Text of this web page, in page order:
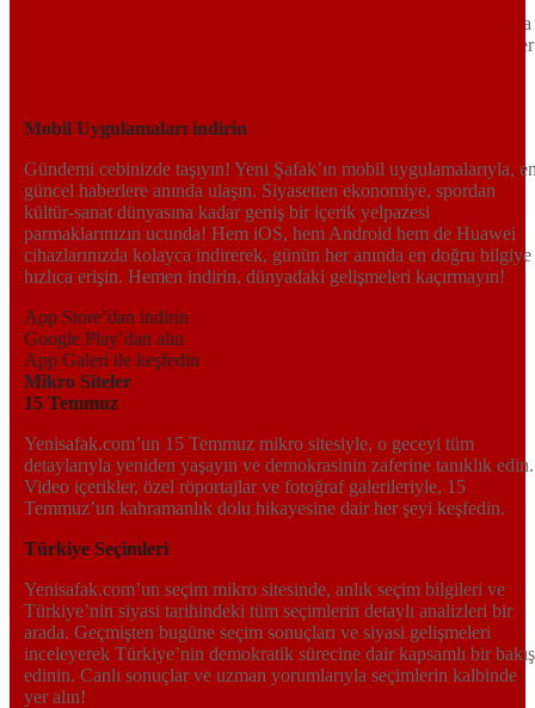
bir yelpazede sunduğu haberlerle, hem Türkiye’de hem de dünyada
neler olup bittiğini anında öğrenin. Dijital platformlarıyla her an, her
Mobil Uygulamaları indirin
Gündemi cebinizde taşıyın! Yeni Şafak’ın mobil uygulamalarıyla,
güncel haberlere anında ulaşın. Siyasetten ekonomiye, spordan
kültür-sanat dünyasına kadar geniş bir içerik yelpazesi
parmaklarınızın ucunda! Hem iOS, hem Android hem de Huawei
cihazlarınızda kolayca indirerek, günün her anında en doğru bilgiye
hızlıca erişin. Hemen indirin, dünyadaki gelişmeleri kaçırmayın!
App Store’dan indirin
Google Play’dan alın
App Galeri ile keşfedin
Mikro Siteler
15 Temmuz
Yenisafak.com’un 15 Temmuz mikro sitesiyle, o geceyi tüm
detaylarıyla yeniden yaşayın ve demokrasinin zaferine tanıklık edin.
Video içerikler, özel röportajlar ve fotoğraf galerileriyle, 15
Temmuz’un kahramanlık dolu hikayesine dair her şeyi keşfedin.
Türkiye Seçimleri
Yenisafak.com’un seçim mikro sitesinde, anlık seçim bilgileri ve
Türkiye’nin siyasi tarihindeki tüm seçimlerin detaylı analizleri bir
arada. Geçmişten bugüne seçim sonuçları ve siyasi gelişmeleri
inceleyerek Türkiye’nin demokratik sürecine dair kapsamlı bir bakış
edinin. Canlı sonuçlar ve uzman yorumlarıyla seçimlerin kalbinde
yer alın!